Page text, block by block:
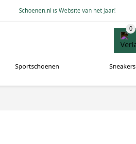
Schoenen.nl is Website van het Jaar!
Sportschoenen Sneakers